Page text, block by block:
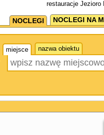
restauracje Jezioro
NOCLEGI NOCLEGI NA
miejsce nazwa obiektu